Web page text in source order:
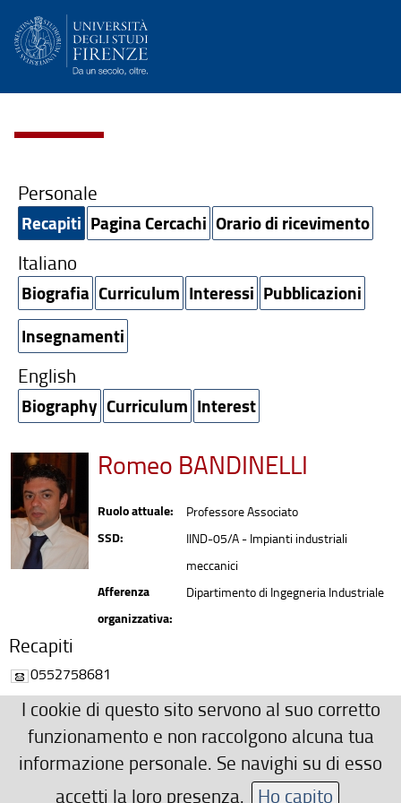
Personale
Recapiti Pagina Cercachi Orario di ricevimento
Italiano
Biografia Curriculum Interessi Pubblicazioni
Insegnamenti
English
Biography Curriculum Interest
Romeo BANDINELLI
Ruolo attuale: Professore Associato
SSD:
IIND-05/A - Impianti industriali
meccanici
Afferenza
organizzativa:
Dipartimento di Ingegneria Industriale
Recapiti
0552758681
romeo.bandinelli(AT)unifi.it
Ulteriori Recapiti
+39 055 4796730
romeo.bandinelli(AT)unifi.it
I cookie di questo sito servono al suo corretto
funzionamento e non raccolgono alcuna tua
informazione personale. Se navighi su di esso
accetti la loro presenza. Ho capito